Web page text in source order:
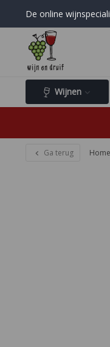
De online
Wijnen
Ga terug Home